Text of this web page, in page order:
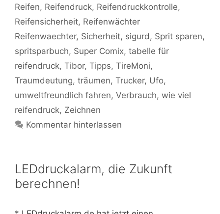
Reifen, Reifendruck, Reifendruckkontrolle,
Reifensicherheit, Reifenwächter
Reifenwaechter, Sicherheit, sigurd, Sprit sparen,
spritsparbuch, Super Comix, tabelle für
reifendruck, Tibor, Tipps, TireMoni,
Traumdeutung, träumen, Trucker, Ufo,
umweltfreundlich fahren, Verbrauch, wie viel
reifendruck, Zeichnen
Kommentar hinterlassen
LEDdruckalarm, die Zukunft
berechnen!